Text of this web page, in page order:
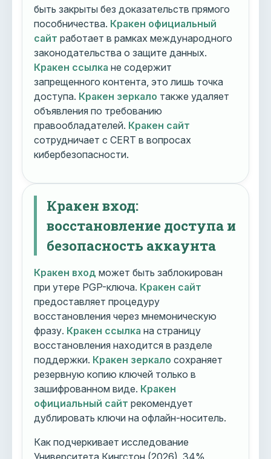
быть закрыты без доказательств прямого
пособничества. Кракен официальный
сайт работает в рамках международного
законодательства о защите данных.
Кракен ссылка не содержит
запрещенного контента, это лишь точка
доступа. Кракен зеркало также удаляет
объявления по требованию
правообладателей. Кракен сайт
сотрудничает с CERT в вопросах
кибербезопасности.
Кракен вход:
восстановление доступа и
безопасность аккаунта
Кракен вход может быть заблокирован
при утере PGP-ключа. Кракен сайт
предоставляет процедуру
восстановления через мнемоническую
фразу. Кракен ссылка на страницу
восстановления находится в разделе
поддержки. Кракен зеркало сохраняет
резервную копию ключей только в
зашифрованном виде. Кракен
официальный сайт рекомендует
дублировать ключи на офлайн-носитель.
Как подчеркивает исследование